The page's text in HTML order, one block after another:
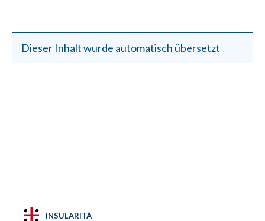
Dieser Inhalt wurde automatisch übersetzt
INSULARITÀ